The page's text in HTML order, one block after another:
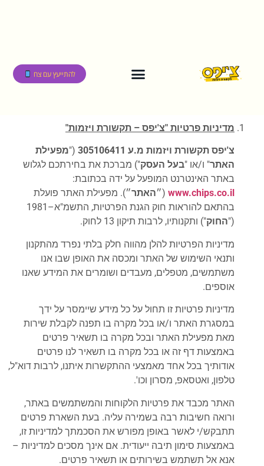
להתייעץ עם צח
מדיניות פרטיות "צ'יפס – תקשורת ויזמות"
צ'יפס תקשורת ויזמות מ.ע 305106411 ("מפעילת
האתר" ו/או "בעל העסק") מברכת את בחירתכם לגלוש
באתר האינטרנט המופעל על ידה בכתובת:
www.chips.co.il (״האתר״). מפעילת האתר פועלת
בהתאם להוראות חוק הגנת הפרטיות, התשמ"א–1981
("החוק") ותקנותיו, לרבות תיקון 13 לחוק.
מדיניות הפרטיות להלן מהווה חלק בלתי נפרד מהתקנון
ותנאי השימוש של האתר ומכסה את האופן שבו אנו
משתמשים, מטפלים, מעבדים ושומרים את המידע שאנו
אוספים.
מדיניות פרטיות זו תחול על כל מידע שיימסר על ידך
במסגרת האתר ו/או בכל מקרה בו תפנה לקבלת שירות
מאת מפעילת האתר ובכל מקרה בו תשאיר פרטים
באמצעות דף זה או בכל מקרה בו תשאיר לנו פרטים
אודותיך בכל אחד מאמצעי ההתקשרות איתנו, לרבות דוא"ל,
טלפון, ואטסאפ, מסרון וכו'.
האתר מכבד את פרטיות הלקוחות והמשתמשים באתר,
ורואה חשיבות רבה בשמירה עליה. בעת השארת פרטים
תתבקש/י לאשר באופן מפורש את הסכמתך למדיניות זו,
באמצעות סימון תיבה ייעודית. אם אינך מסכים למדיניות –
אנא אל תשתמש בשירותים או תשאיר פרטים.